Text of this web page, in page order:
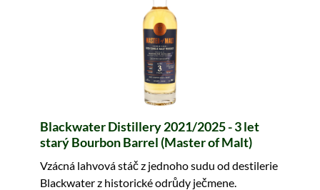
Blackwater Distillery 2021/2025 - 3 let
starý Bourbon Barrel (Master of Malt)
Vzácná lahvová stáč z jednoho sudu od destilerie
Blackwater z historické odrůdy ječmene.